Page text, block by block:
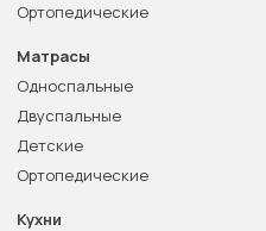
Ортопедические
Матрасы
Односпальные
Двуспальные
Детские
Ортопедические
Кухни